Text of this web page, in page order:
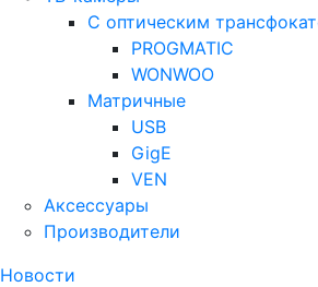
С оптическим
PROGMATIC
WONWOO
Матричные
USB
GigE
VEN
Аксессуары
Производители
Новости